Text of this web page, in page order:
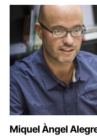
Miquel Àngel